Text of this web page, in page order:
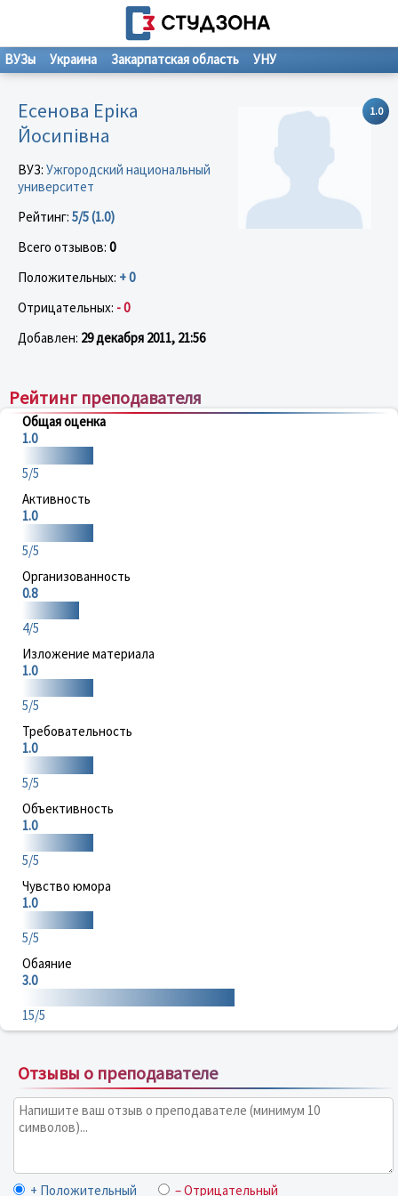
ВУЗы Украина Закарпатская область УНУ
1.0
Есенова Еріка
Йосипівна
ВУЗ: Ужгородский национальный
университет
Рейтинг: 5/5 (1.0)
Всего отзывов: 0
Положительных: + 0
Отрицательных: - 0
Добавлен: 29 декабря 2011, 21:56
Рейтинг преподавателя
Общая оценка
1.0
5/5
Активность
1.0
5/5
Организованность
0.8
4/5
Изложение материала
1.0
5/5
Требовательность
1.0
5/5
Объективность
1.0
5/5
Чувство юмора
1.0
5/5
Обаяние
3.0
15/5
Отзывы о преподавателе
+ Положительный – Отрицательный